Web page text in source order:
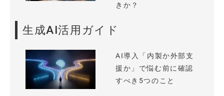
きか？
生成AI活用ガイド
AI導入「内製か外部支
援か」で悩む前に確認
すべき5つのこと